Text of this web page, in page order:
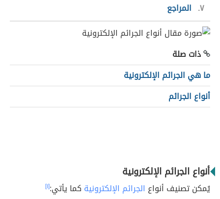
٧ المراجع
ذات صلة
ما هي الجرائم الإلكترونية
أنواع الجرائم
أنواع الجرائم الإلكترونية
يُمكن تصنيف أنواع الجرائم الإلكترونية كما يأتي:[١]